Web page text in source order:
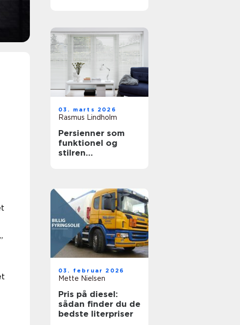
03. marts 2026
Rasmus Lindholm
Persienner som
funktionel og
stilren
03. februar 2026
Mette Nielsen
Pris på diesel:
sådan finder du de
bedste literpriser